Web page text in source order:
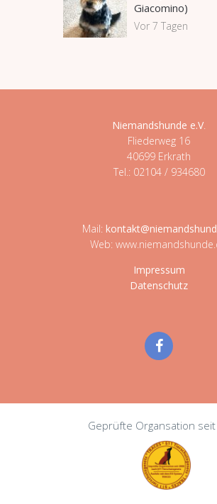
Giacomino)
Vor 7 Tagen
Niemandshunde e.V.
Fliederweg 16
40699 Erkrath
Tel.: 02104 / 934680
Mail:
Web:
Impressum
Datenschutz
Geprüfte Organsation